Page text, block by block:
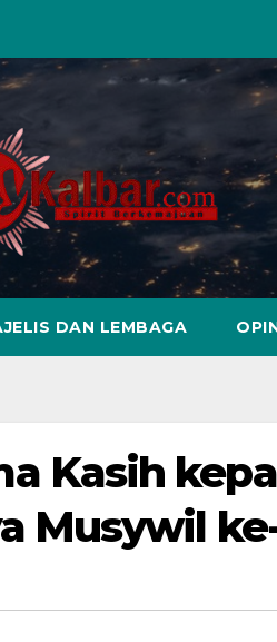
DAN LEMBAGA
Kasih
Musywil